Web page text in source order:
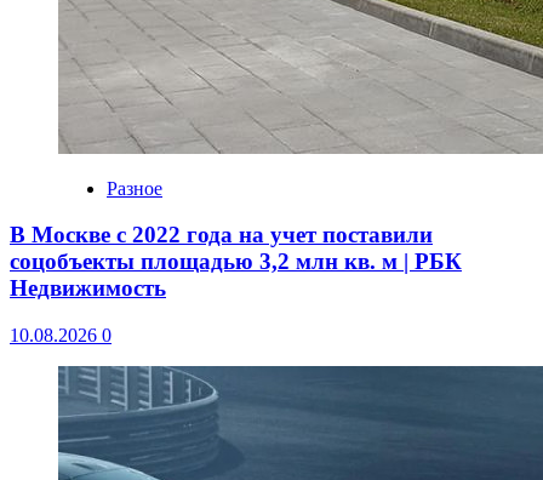
Разное
В Москве с 2022 года на учет поставили
соцобъекты площадью 3,2 млн кв. м | РБК
Недвижимость
10.08.2026 0